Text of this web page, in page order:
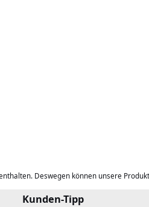
Deswegen können unsere Produkte
Kunden-Tipp